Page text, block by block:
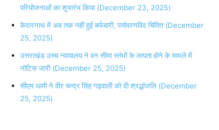
परियोजनाओं का शुभारंभ किया (December 23, 2025)
केदारनाथ में अब तक नहीं हुई बर्फबारी, पर्यावरणविद चिंतित (December
25, 2025)
उत्तराखंड उच्च न्यायालय ने वन सीमा स्तंभों के लापता होने के मामले में
नोटिस जारी (December 25, 2025)
सीएम धामी ने वीर चन्द्र सिंह गढ़वाली को दी श्रद्धांजलि (December
25, 2025)